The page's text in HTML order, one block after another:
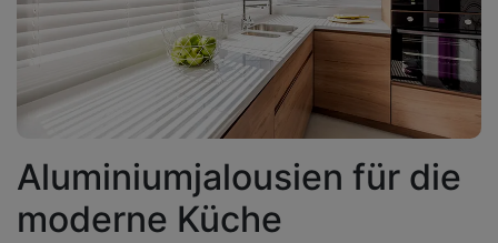
Aluminiumjalousien für die
moderne Küche